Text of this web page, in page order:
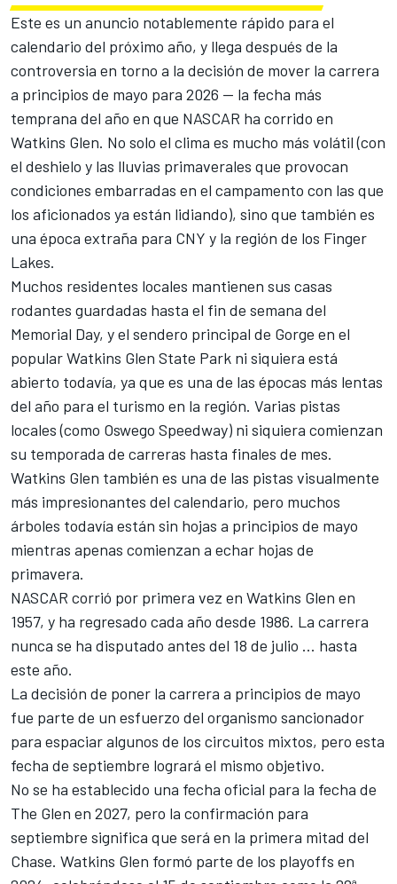
Este es un anuncio notablemente rápido para el
calendario del próximo año, y llega después de la
controversia en torno a la decisión de mover la carrera
a principios de mayo para 2026 -- la fecha más
temprana del año en que NASCAR ha corrido en
Watkins Glen. No solo el clima es mucho más volátil (con
el deshielo y las lluvias primaverales que provocan
condiciones embarradas en el campamento con las que
los aficionados ya están lidiando), sino que también es
una época extraña para CNY y la región de los Finger
Lakes.
Muchos residentes locales mantienen sus casas
rodantes guardadas hasta el fin de semana del
Memorial Day, y el sendero principal de Gorge en el
popular Watkins Glen State Park ni siquiera está
abierto todavía, ya que es una de las épocas más lentas
del año para el turismo en la región. Varias pistas
locales (como Oswego Speedway) ni siquiera comienzan
su temporada de carreras hasta finales de mes.
Watkins Glen también es una de las pistas visualmente
más impresionantes del calendario, pero muchos
árboles todavía están sin hojas a principios de mayo
mientras apenas comienzan a echar hojas de
primavera.
NASCAR corrió por primera vez en Watkins Glen en
1957, y ha regresado cada año desde 1986. La carrera
nunca se ha disputado antes del 18 de julio ... hasta
este año.
La decisión de poner la carrera a principios de mayo
fue parte de un esfuerzo del organismo sancionador
para espaciar algunos de los circuitos mixtos, pero esta
fecha de septiembre logrará el mismo objetivo.
No se ha establecido una fecha oficial para la fecha de
The Glen en 2027, pero la confirmación para
septiembre significa que será en la primera mitad del
Chase. Watkins Glen formó parte de los playoffs en